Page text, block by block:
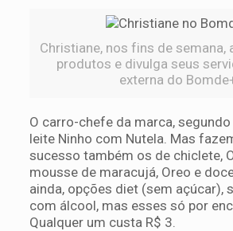
Christiane, nos fins de semana,
produtos e divulga seus
externa do
O carro-chefe da marca, segundo
leite Ninho com Nutela. Mas
sucesso também os de chiclete,
mousse de maracujá, Oreo e
ainda, opções diet (sem açúcar),
com álcool, mas esses só por
Qualquer um custa R$ 3.